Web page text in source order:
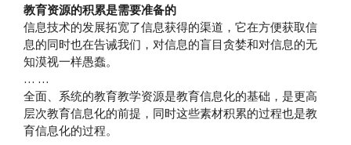
教育资源的积累是需要准备的
信息技术的发展拓宽了信息获得的渠道，它在方便获取信
息的同时也在告诫我们，对信息的盲目贪婪和对信息的无
知漠视一样愚蠢。
… …
全面、系统的教育教学资源是教育信息化的基础，是更高
层次教育信息化的前提，同时这些素材积累的过程也是教
育信息化的过程。